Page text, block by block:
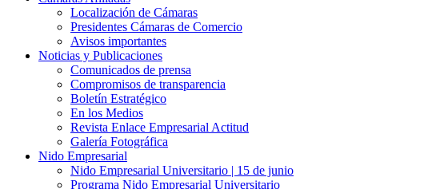
Localización de Cámaras
Presidentes Cámaras de Comercio
Avisos importantes
Noticias y Publicaciones
Comunicados de prensa
Compromisos de transparencia
Boletín Estratégico
En los Medios
Revista Enlace Empresarial Actitud
Galería Fotográfica
Nido Empresarial
Nido Empresarial Universitario | 15 de junio
Programa Nido Empresarial Universitario